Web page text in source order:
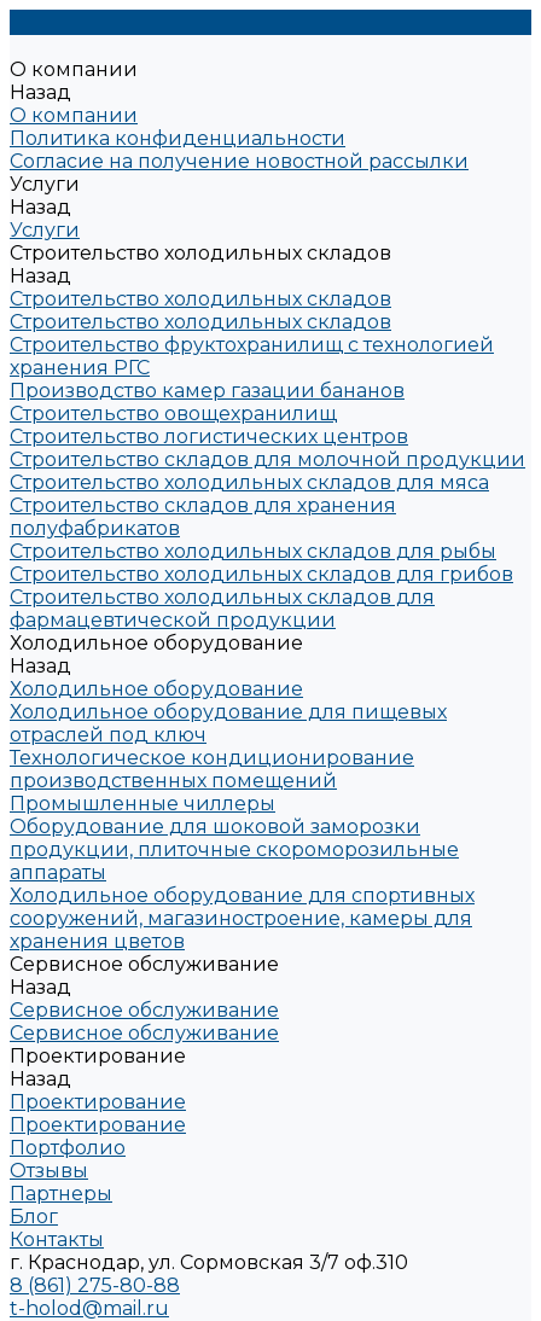
О компании
Назад
О компании
Политика конфиденциальности
Согласие на получение новостной рассылки
Услуги
Назад
Услуги
Строительство холодильных складов
Назад
Строительство холодильных складов
Строительство холодильных складов
Строительство фруктохранилищ с технологией
хранения РГС
Производство камер газации бананов
Строительство овощехранилищ
Строительство логистических центров
Строительство складов для молочной продукции
Строительство холодильных складов для мяса
Строительство складов для хранения
полуфабрикатов
Строительство холодильных складов для рыбы
Строительство холодильных складов для грибов
Строительство холодильных складов для
фармацевтической продукции
Холодильное оборудование
Назад
Холодильное оборудование
Холодильное оборудование для пищевых
отраслей под ключ
Технологическое кондиционирование
производственных помещений
Промышленные чиллеры
Оборудование для шоковой заморозки
продукции, плиточные скороморозильные
аппараты
Холодильное оборудование для спортивных
сооружений, магазиностроение, камеры для
хранения цветов
Сервисное обслуживание
Назад
Сервисное обслуживание
Сервисное обслуживание
Проектирование
Назад
Проектирование
Проектирование
Портфолио
Отзывы
Партнеры
Блог
Контакты
г. Краснодар, ул. Сормовская 3/7 оф.310
8 (861) 275-80-88
t-holod@mail.ru